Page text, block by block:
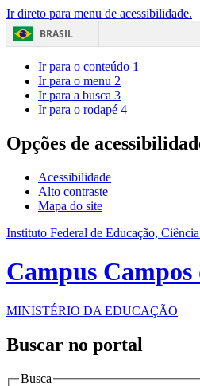
Ir direto para menu de acessibilidade.
BRASIL
Ir para o conteúdo 1
Ir para o menu 2
Ir para a busca 3
Ir para o rodapé 4
Opções de
Acessibilidade
Alto contraste
Mapa do site
Instituto Federal de Educação,
Campus
MINISTÉRIO DA EDUCAÇÃO
Buscar no portal
Busca